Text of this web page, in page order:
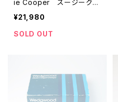
ie Cooper スージークー
パー Grays Hawaian
1928年 手描き アールデ
コ クリーマー ジャグ
¥21,980
SOLD OUT